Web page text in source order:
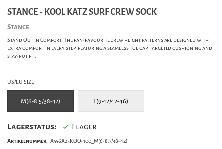
STANCE - KOOL KATZ SURF CREW SOCK
Stance
Stand Out In Comfort. The fan-favourite crew height patterns are designed with
extra comfort in every step, featuring a seamless toe cap, targeted cushioning and
stay-put fit.
US/EU SIZE
M(6-8.5/38-42) L(9-12/42-46)
Lagerstatus: I lager
Artikelnummer: A556A25KOO-100_M(6-8.5/38-42)